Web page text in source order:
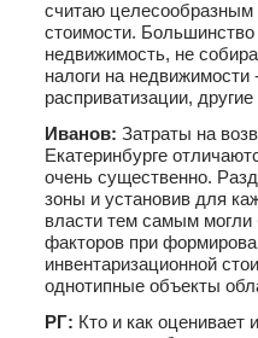
считаю целесообразным
стоимости. Большинство
недвижимость, не
налоги на
расприватизации,
Иванов: Затраты на
Екатеринбурге
очень существенно.
зоны и установив для
власти тем самым
факторов при
инвентаризационной
однотипные объекты
РГ: Кто и как оценивает